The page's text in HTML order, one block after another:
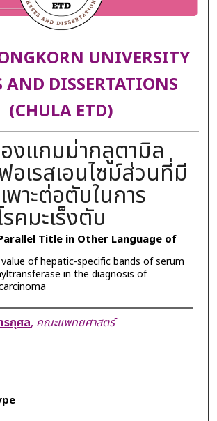
UNIVERSITY
AND DISSERTATIONS
(CHULA ETD)
งแกมม่ากลูตามิล
อเรสเอนไซม์ส่วนที่มี
พาะต่อตับในการ
คมะเร็งตับ
Title in Other Language of
of hepatic-specific bands of serum
in the diagnosis of
กุศล, คณะแพทยศาสตร์